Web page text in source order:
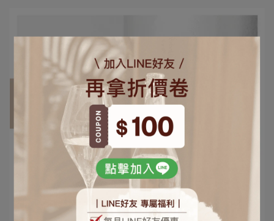
marketing02 | 2022-12-14